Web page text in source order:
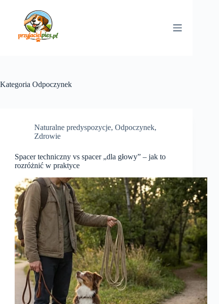
Kategoria Odpoczynek
Naturalne predyspozycje, Odpoczynek,
Zdrowie
Spacer techniczny vs spacer „dla głowy” – jak to
rozróżnić w praktyce